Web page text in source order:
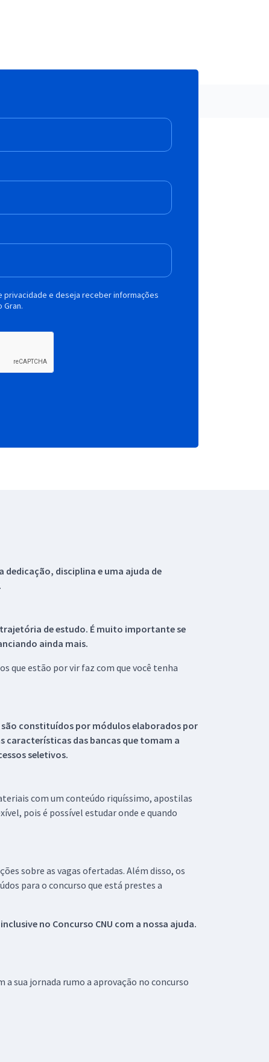
privacidade e deseja receber informações
disciplina e uma ajuda de
de estudo. É muito importante se
ainda mais.
que estão por vir faz com que você tenha
são constituídos por módulos elaborados por
características das bancas que tomam a
seletivos.
com um conteúdo riquíssimo, apostilas
pois é possível estudar onde e quando
sobre as vagas ofertadas. Além disso, os
para o concurso que está prestes a
no Concurso CNU com a nossa ajuda.
a sua jornada rumo a aprovação no concurso